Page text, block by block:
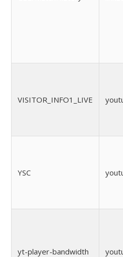
VISITOR_INFO1_LIVE
YSC
yt-player-bandwidth